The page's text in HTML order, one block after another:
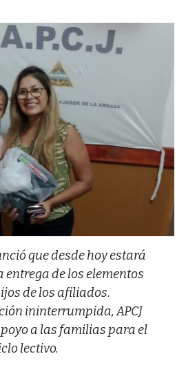
que desde hoy estará
de los elementos
de los afiliados.
ininterrumpida, APCJ
a las familias para el
lectivo.